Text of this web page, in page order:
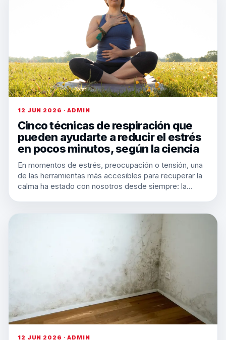
12 JUN 2026 · ADMIN
Cinco técnicas de respiración que
pueden ayudarte a reducir el estrés
en pocos minutos, según la ciencia
En momentos de estrés, preocupación o tensión, una
de las herramientas más accesibles para recuperar la
calma ha estado con nosotros desde siempre: la…
12 JUN 2026 · ADMIN